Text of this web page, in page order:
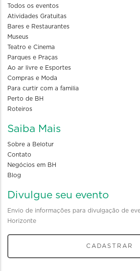
Todos os eventos
Atividades Gratuitas
Bares e Restaurantes
Museus
Teatro e Cinema
Parques e Praças
Ao ar livre e Esportes
Compras e Moda
Para curtir com a familia
Perto de BH
Roteiros
Saiba Mais
Sobre a Belotur
Contato
Negócios em BH
Blog
Divulgue seu evento
Envio de informações para divulgação de
Horizonte
CADASTRAR